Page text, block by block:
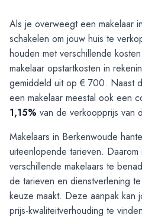
Als je overweegt een makelaar
schakelen om jouw huis te
houden met verschillende
makelaar opstartkosten in
gemiddeld uit op € 700. Naast
een makelaar meestal ook een
1,15% van de verkoopprijs van
Makelaars in Berkenwoude
uiteenlopende tarieven. Daarom
verschillende makelaars te
de tarieven en dienstverlening
keuze maakt. Deze aanpak kan
prijs-kwaliteitverhouding te